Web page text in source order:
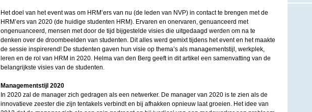
Het doel van het event was om HRM’ers van nu (de leden van NVP) in contact te brengen met de
HRM’ers van 2020 (de huidige studenten HRM). Ervaren en onervaren, genuanceerd met
ongenuanceerd, mensen met door de tijd bijgestelde visies die uitgedaagd werden om na te
denken over de droombeelden van studenten. Dit alles werd gemixt tijdens het event en het maakte
de sessie inspirerend! De studenten gaven hun visie op thema’s als managementstijl, werkplek,
leren en de rol van HRM in 2020. Helma van den Berg geeft in dit artikel een samenvatting van de
belangrijkste visies van de studenten.
Managementstijl 2020
In 2020 zal de manager zich gedragen als een netwerker. De manager van 2020 is te zien als de
innovatieve zeester die zijn tentakels verbindt en bij afhakken opnieuw laat groeien. Het idee van